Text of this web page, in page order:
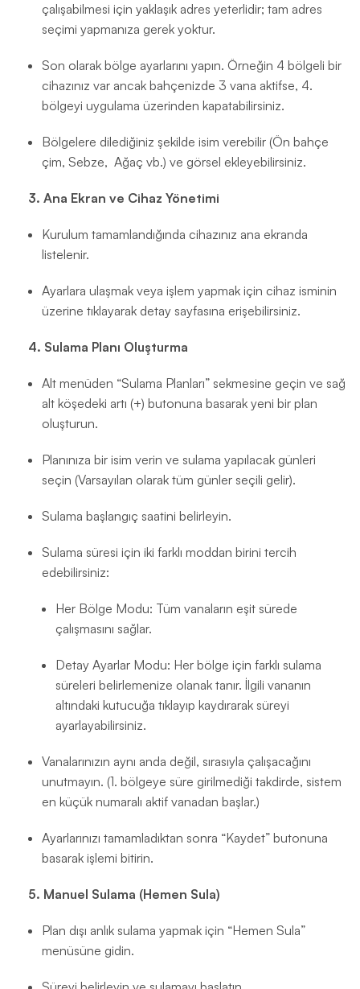
çalışabilmesi için yaklaşık adres yeterlidir; tam adres
seçimi yapmanıza gerek yoktur.
Son olarak bölge ayarlarını yapın. Örneğin 4 bölgeli bir
cihazınız var ancak bahçenizde 3 vana aktifse, 4.
bölgeyi uygulama üzerinden kapatabilirsiniz.
Bölgelere dilediğiniz şekilde isim verebilir (Ön bahçe
çim, Sebze, Ağaç vb.) ve görsel ekleyebilirsiniz.
3. Ana Ekran ve Cihaz Yönetimi
Kurulum tamamlandığında cihazınız ana ekranda
listelenir.
Ayarlara ulaşmak veya işlem yapmak için cihaz isminin
üzerine tıklayarak detay sayfasına erişebilirsiniz.
4. Sulama Planı Oluşturma
Alt menüden “Sulama Planları” sekmesine geçin ve sağ
alt köşedeki artı (+) butonuna basarak yeni bir plan
oluşturun.
Planınıza bir isim verin ve sulama yapılacak günleri
seçin (Varsayılan olarak tüm günler seçili gelir).
Sulama başlangıç saatini belirleyin.
Sulama süresi için iki farklı moddan birini tercih
edebilirsiniz:
Her Bölge Modu: Tüm vanaların eşit sürede
çalışmasını sağlar.
Detay Ayarlar Modu: Her bölge için farklı sulama
süreleri belirlemenize olanak tanır. İlgili vananın
altındaki kutucuğa tıklayıp kaydırarak süreyi
ayarlayabilirsiniz.
Vanalarınızın aynı anda değil, sırasıyla çalışacağını
unutmayın. (1. bölgeye süre girilmediği takdirde, sistem
en küçük numaralı aktif vanadan başlar.)
Ayarlarınızı tamamladıktan sonra “Kaydet” butonuna
basarak işlemi bitirin.
5. Manuel Sulama (Hemen Sula)
Plan dışı anlık sulama yapmak için “Hemen Sula”
menüsüne gidin.